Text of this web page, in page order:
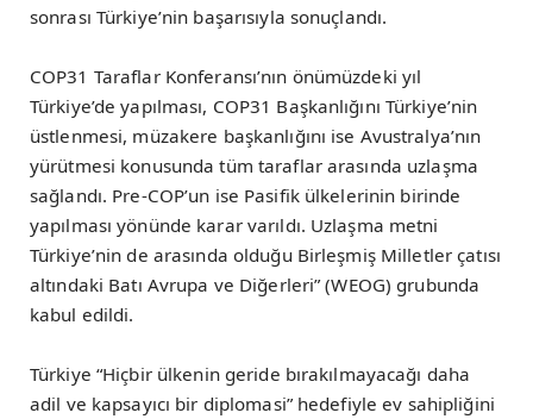
sonrası Türkiye’nin başarısıyla sonuçlandı.
COP31 Taraflar Konferansı’nın önümüzdeki yıl
Türkiye’de yapılması, COP31 Başkanlığını Türkiye’nin
üstlenmesi, müzakere başkanlığını ise Avustralya’nın
yürütmesi konusunda tüm taraflar arasında uzlaşma
sağlandı. Pre-COP’un ise Pasifik ülkelerinin birinde
yapılması yönünde karar varıldı. Uzlaşma metni
Türkiye’nin de arasında olduğu Birleşmiş Milletler çatısı
altındaki Batı Avrupa ve Diğerleri” (WEOG) grubunda
kabul edildi.
Türkiye “Hiçbir ülkenin geride bırakılmayacağı daha
adil ve kapsayıcı bir diplomasi” hedefiyle ev sahipliğini